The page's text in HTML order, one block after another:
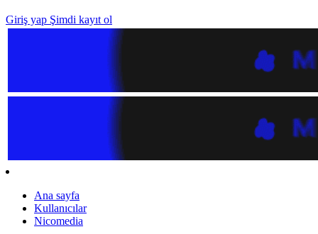
Giriş yap Şimdi kayıt ol
Ana sayfa
Kullanıcılar
Nicomedia